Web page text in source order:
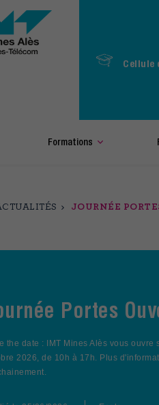
Cellule
Formations
JOURNÉE
Portes
the date : IMT Mines Alès vous ouvre
2026, de 10h à 17h. Plus